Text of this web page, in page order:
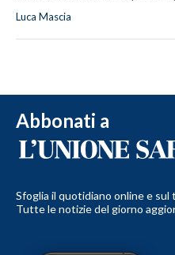
Luca Mascia
Abbonati a
Sfoglia il quotidiano online e
Tutte le notizie del giorno